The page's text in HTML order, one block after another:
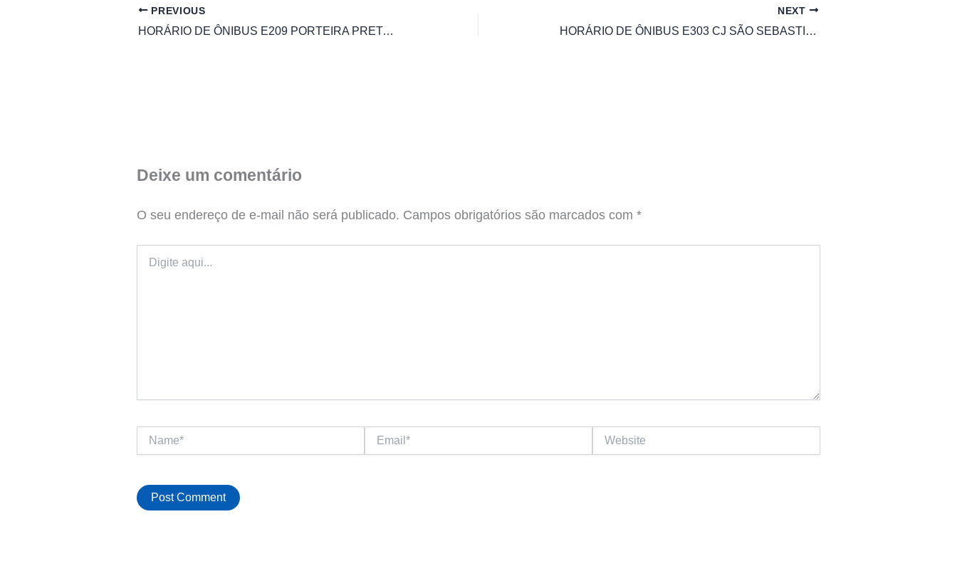
PREVIOUS
HORÁRIO DE ÔNIBUS E209 PORTEIRA PRETA JD SANTOS DUMONT
NEXT
HORÁRIO DE ÔNIBUS E303 CJ SÃO SEBASTIÃO SÃO JOÃO – MOGI DAS CRUZES
Deixe um comentário
O seu endereço de e-mail não será publicado. Campos obrigatórios são marcados com *
aqui...
Name* Email* Website